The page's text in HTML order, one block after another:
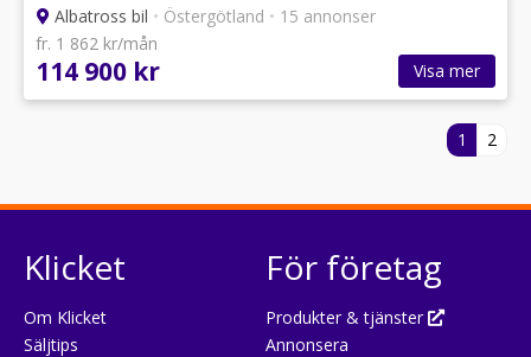
Albatross bil • Östergötland • 15 annonser
fr. 1 862 kr/mån
114 900 kr Visa mer
1 2
Klicket
Om Klicket
Säljtips
För företag
Produkter & tjänster
Annonsera